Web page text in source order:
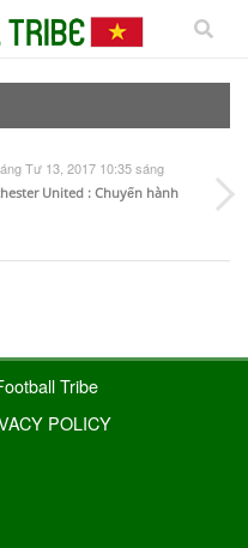
Tư 13, 2017 10:35 sáng
United : Chuyến hành
Tribe
POLICY